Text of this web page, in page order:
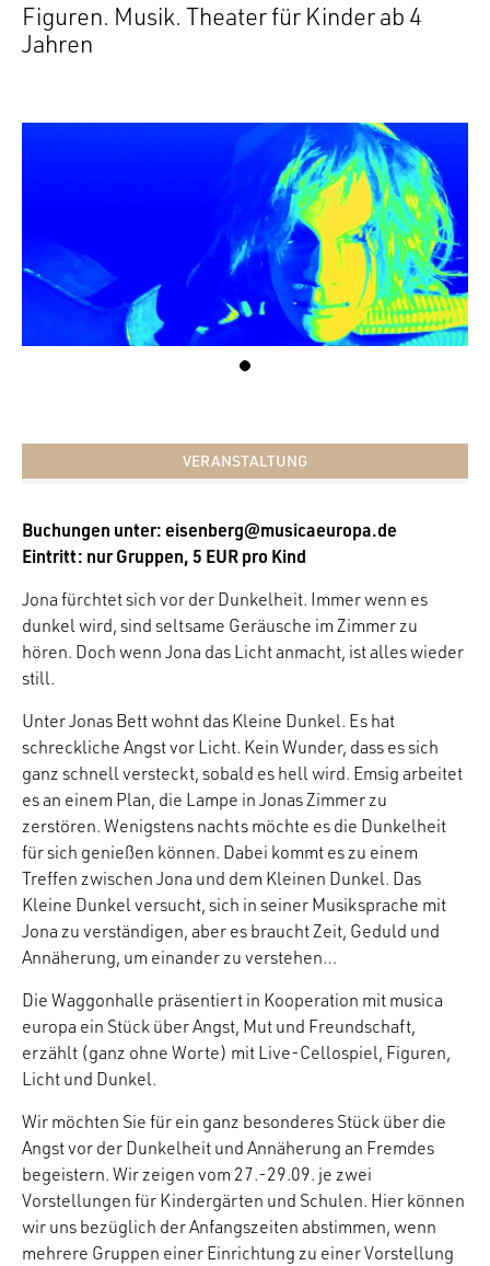
Figuren. Musik. Theater für Kinder ab 4
Jahren
VERANSTALTUNG
Buchungen unter: eisenberg@musicaeuropa.de
Eintritt: nur Gruppen, 5 EUR pro Kind
Jona fürchtet sich vor der Dunkelheit. Immer wenn es
dunkel wird, sind seltsame Geräusche im Zimmer zu
hören. Doch wenn Jona das Licht anmacht, ist alles wieder
still.
Unter Jonas Bett wohnt das Kleine Dunkel. Es hat
schreckliche Angst vor Licht. Kein Wunder, dass es sich
ganz schnell versteckt, sobald es hell wird. Emsig arbeitet
es an einem Plan, die Lampe in Jonas Zimmer zu
zerstören. Wenigstens nachts möchte es die Dunkelheit
für sich genießen können. Dabei kommt es zu einem
Treffen zwischen Jona und dem Kleinen Dunkel. Das
Kleine Dunkel versucht, sich in seiner Musiksprache mit
Jona zu verständigen, aber es braucht Zeit, Geduld und
Annäherung, um einander zu verstehen…
Die Waggonhalle präsentiert in Kooperation mit musica
europa ein Stück über Angst, Mut und Freundschaft,
erzählt (ganz ohne Worte) mit Live-Cellospiel, Figuren,
Licht und Dunkel.
Wir möchten Sie für ein ganz besonderes Stück über die
Angst vor der Dunkelheit und Annäherung an Fremdes
begeistern. Wir zeigen vom 27.-29.09. je zwei
Vorstellungen für Kindergärten und Schulen. Hier können
wir uns bezüglich der Anfangszeiten abstimmen, wenn
mehrere Gruppen einer Einrichtung zu einer Vorstellung